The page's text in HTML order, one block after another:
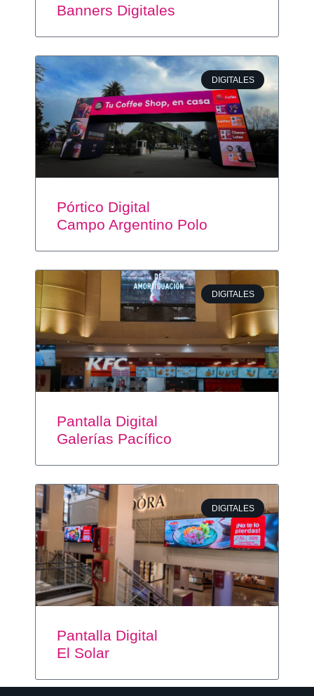
Banners Digitales
DIGITALES
Pórtico Digital
Campo Argentino Polo
DIGITALES
Pantalla Digital
Galerías Pacífico
DIGITALES
Pantalla Digital
El Solar